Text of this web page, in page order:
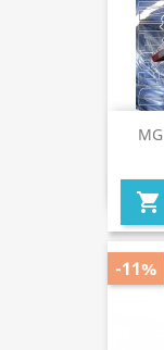

-11%